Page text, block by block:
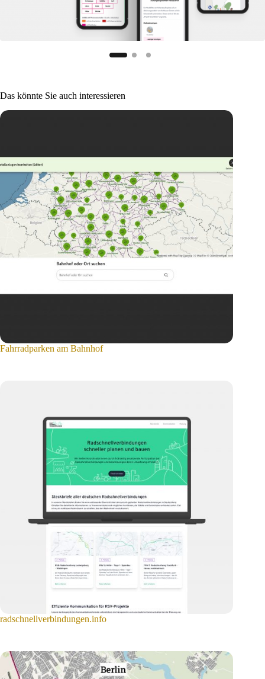
Das könnte Sie auch interessieren
Fahrradparken am Bahnhof
radschnellverbindungen.info